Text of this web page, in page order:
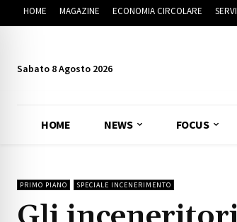
HOME MAGAZINE ECONOMIA CIRCOLARE
Sabato 8 Agosto 2026
HOME NEWS FOCUS
PRIMO PIANO SPECIALE INCENERIMENTO